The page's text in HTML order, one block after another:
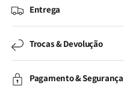
Entrega
Trocas & Devolução
Pagamento & Segurança